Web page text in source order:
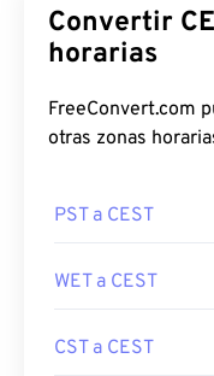
Convertir
horarias
FreeConvert.com
otras zonas
PST a CEST
WET a CEST
CST a CEST